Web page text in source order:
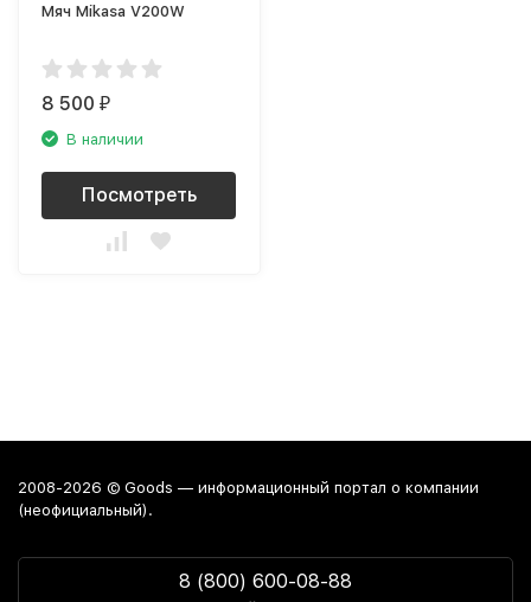
Мяч Mikasa V200W
8 500₽
В наличии
Посмотреть
2008-2026 © Goods — информационный портал о компании
(неофициальный).
8 (800) 600-08-88